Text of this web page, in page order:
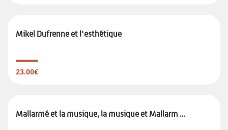
Mikel Dufrenne et l'esthétique
23.00€
Mallarmé et la musique, la musique et Mallarm ...